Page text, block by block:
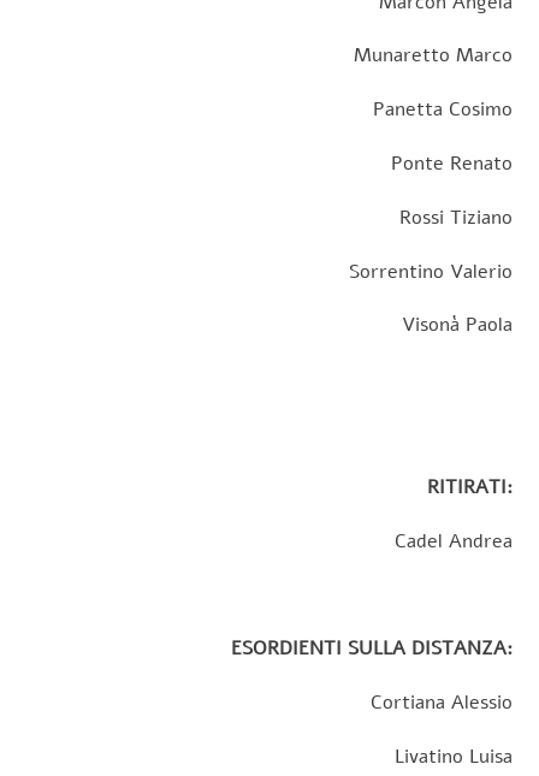
Munaretto Marco
Panetta Cosimo
Ponte Renato
Rossi Tiziano
Sorrentino Valerio
Visonà Paola
RITIRATI:
Cadel Andrea
ESORDIENTI SULLA DISTANZA:
Cortiana Alessio
Livatino Luisa